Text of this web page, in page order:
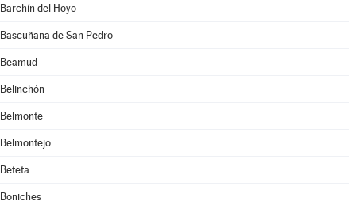
Barchín del Hoyo
Bascuñana de San Pedro
Beamud
Belinchón
Belmonte
Belmontejo
Beteta
Boniches